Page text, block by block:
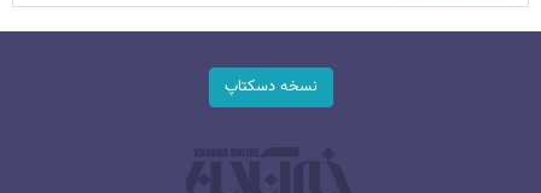
نسخه دسکتاپ